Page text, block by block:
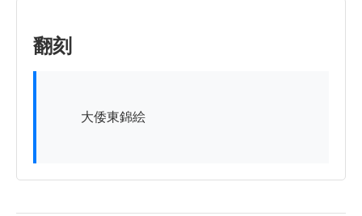
翻刻